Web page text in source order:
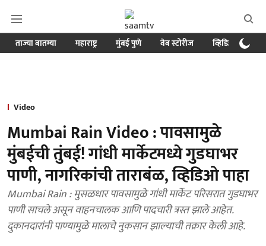
ताज्या बातम्या महाराष्ट्र मुंबई पुणे वेब स्टोरीज व्हिडिओ
Video
Mumbai Rain Video : पावसामुळे
मुंबईची तुंबई! गांधी मार्केटमध्ये गुडघाभर
पाणी, नागरिकांची ताराबंळ, व्हिडिओ पाहा
Mumbai Rain : मुसळधार पावसामुळे गांधी मार्केट परिसरात गुडघाभर
पाणी साचले असून वाहनचालक आणि पादचारी त्रस्त झाले आहेत.
दुकानदारांनी पाण्यामुळे मालाचे नुकसान झाल्याची तक्रार केली आहे.